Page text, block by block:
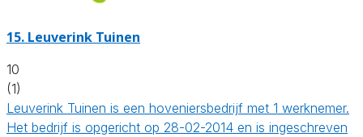
15. Leuverink Tuinen
10
(1)
Leuverink Tuinen is een hoveniersbedrijf met 1 werknemer.
Het bedrijf is opgericht op 28-02-2014 en is ingeschreven